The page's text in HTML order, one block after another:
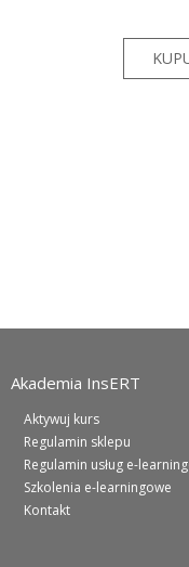
Akademia InsERT
Aktywuj kurs
Regulamin sklepu
Regulamin usług e-
Szkolenia e-learningowe
Kontakt